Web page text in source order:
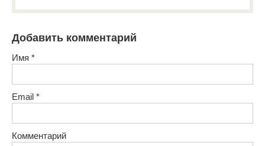
Добавить комментарий
Имя *
Email *
Комментарий